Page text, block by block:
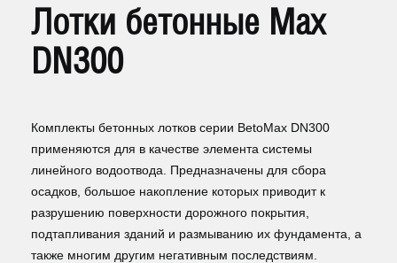
Лотки бетонные Max
DN300
Комплекты бетонных лотков серии BetoMax DN300
применяются для в качестве элемента системы
линейного водоотвода. Предназначены для сбора
осадков, большое накопление которых приводит к
разрушению поверхности дорожного покрытия,
подтапливания зданий и размыванию их фундамента, а
также многим другим негативным последствиям.